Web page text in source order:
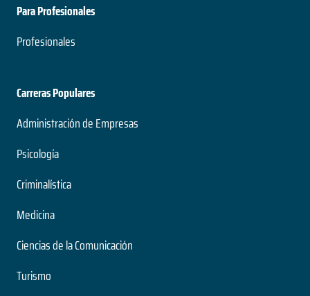
Para Profesionales
Profesionales
Carreras Populares
Administración de Empresas
Psicología
Criminalística
Medicina
Ciencias de la Comunicación
Turismo